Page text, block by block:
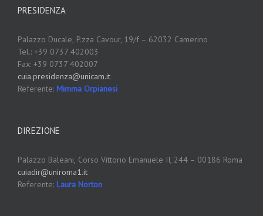
PRESIDENZA
Palazzo Ducale, P.zza Cavour, 19/f – 62032 Camerino
Tel.: +39 0737 402003
Fax: +39 0737 402007
cuia.presidenza@unicam.it
Referente: Mimma Orpianesi
DIREZIONE
Palazzo Baleani, Corso Vittorio Emanuele II, 244 – 00186 Roma
cuiadir@uniroma1.it
Referente: Laura Norton